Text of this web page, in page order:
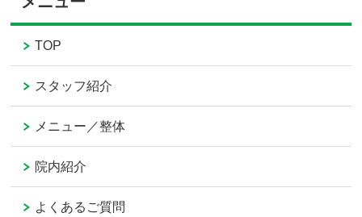
TOP
スタッフ紹介
メニュー／整体
院内紹介
よくあるご質問